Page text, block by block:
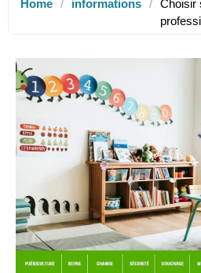
Home / informations / Choisir